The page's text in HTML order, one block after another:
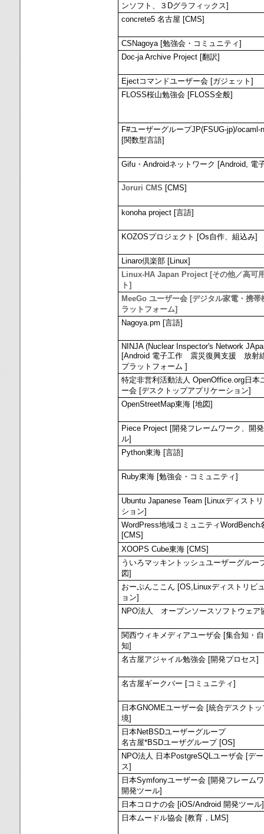
ンソフト、３Dグラフィックス]
concrete5 名古屋 [CMS]
CSNagoya [勉強会・コミュニティ]
Doc-ja Archive Project [翻訳]
Ejectコマンドユーザー会 [ガジェット]
FLOSS桜山勉強会 [FLOSS全般]
F#ユーザーグループJP(FSUG-jp)/ocaml-
[関数型言語]
Gifu・Androidネットワーク [Android, 電
Joruri CMS [CMS]
konoha project [言語]
KOZOSプロジェクト [Os自作、組込み]
Linaro倶楽部 [Linux]
Linux-HA Japan Project [その他／高可
ト]
MeeGo ユーザー会 [デジタル家電・携帯
ラットフォーム]
Nagoya.pm [言語]
NINJA (Nuclear Inspector's Network
[Android 電子工作 震災復興支援 放射
プラットフォーム ]
特定非営利活動法人 OpenOffice.org日本
ー会 [デスクトップアプリケーション]
OpenStreetMap東海 [地図]
Piece Project [開発フレームワーク、開
ル]
Python東海 [言語]
Ruby東海 [勉強会・コミュニティ]
Ubuntu Japanese Team [Linuxディスト
ション]
WordPress地域コミュニティWordBench
[CMS]
XOOPS Cube東海 [CMS]
ういろマッキントッシュユーザーグルー
図]
おーぷんここん [OS,Linuxディストリビ
ョン]
NPO法人 オープンソースソフトウェア
関西ウィキメディアユーザ会 [集合知・
知]
名古屋アジャイル勉強会 [開発プロセス]
名古屋ギークバー [コミュニティ]
日本GNOMEユーザー会 [統合デスクトッ
境]
日本NetBSDユーザーグループ
名古屋*BSDユーザグループ [OS]
NPO法人 日本PostgreSQLユーザ会 [デ
ス]
日本Symfonyユーザー会 [開発フレーム
開発ツール]
日本コロナの会 [iOS/Android 開発ツール]
日本ムードル協会 [教育，LMS]